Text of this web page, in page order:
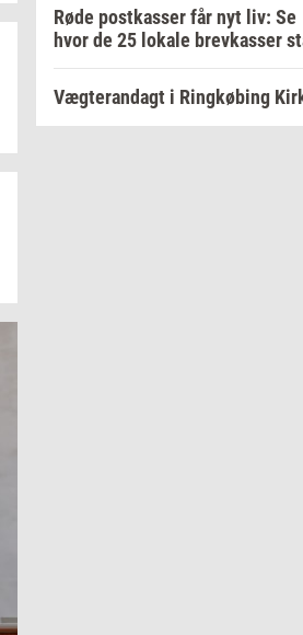
Røde postkasser får nyt liv: Se
hvor de 25 lokale brevkasser
Vægterandagt i Ringkøbing